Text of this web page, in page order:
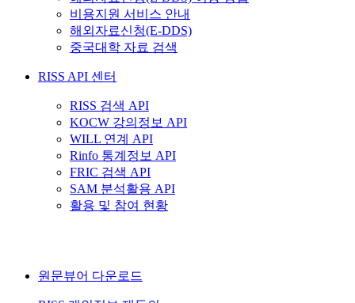
비용지원 서비스 안내
해외자료신청(E-DDS)
중국대학 자료 검색
RISS API 센터
RISS 검색 API
KOCW 강의정보 API
WILL 연계 API
Rinfo 통계정보 API
FRIC 검색 API
SAM 분석활용 API
활용 및 참여 현황
원문뷰어 다운로드